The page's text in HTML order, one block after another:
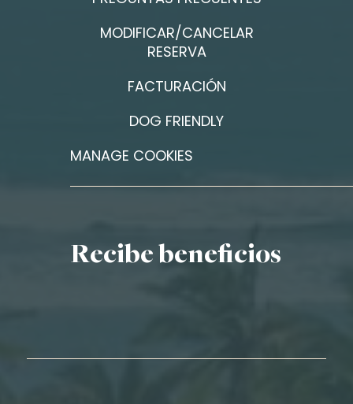
MODIFICAR/CANCELAR
RESERVA
FACTURACIÓN
DOG FRIENDLY
MANAGE COOKIES
Recibe beneficios